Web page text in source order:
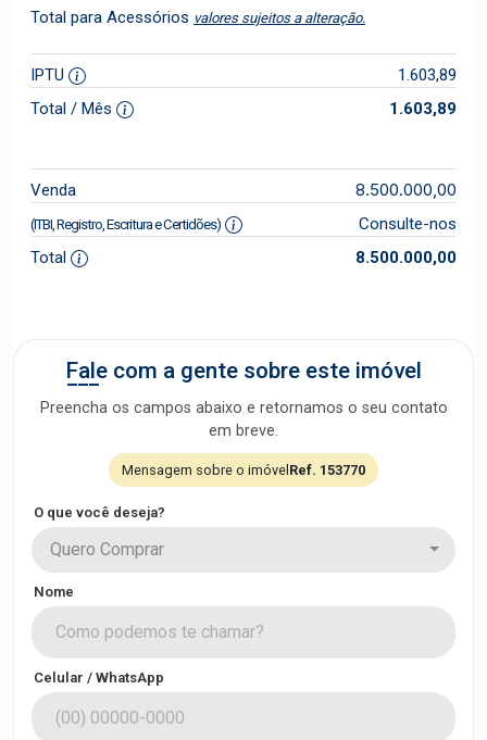
Total para Acessórios valores sujeitos a alteração.
IPTU
1.603,89
Total / Mês
1.603,89
Venda 8.500.000,00
(ITBI, Registro, Escritura e Certidões)
Consulte-nos
Total
8.500.000,00
Fale com a gente sobre este imóvel
Preencha os campos abaixo e retornamos o seu contato
em breve.
Mensagem sobre o imóvel Ref. 153770
O que você deseja?
Quero Comprar
Nome
Celular / WhatsApp